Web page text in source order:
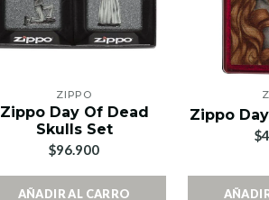
ZIPPO
Zippo Day Of Dead
Skulls Set
$96.900
AÑADIR AL CARRO
Zippo